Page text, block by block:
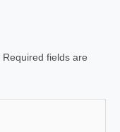
Required fields are